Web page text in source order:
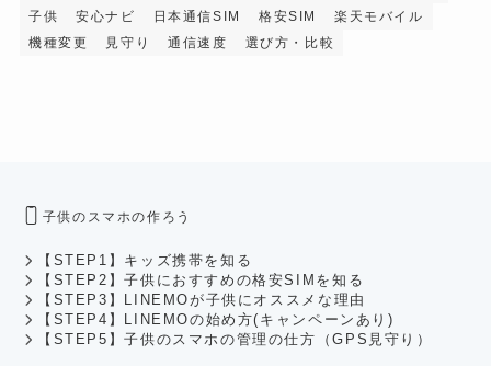
子供
安心ナビ 日本通信SIM 格安SIM
楽天モバイル
機種変更
見守り 通信速度 選び方・比較
子供のスマホの作ろう
【STEP1】キッズ携帯を知る
【STEP2】子供におすすめの格安SIMを知る
【STEP3】LINEMOが子供にオススメな理由
【STEP4】LINEMOの始め方(キャンペーンあり)
【STEP5】子供のスマホの管理の仕方（GPS見守り）